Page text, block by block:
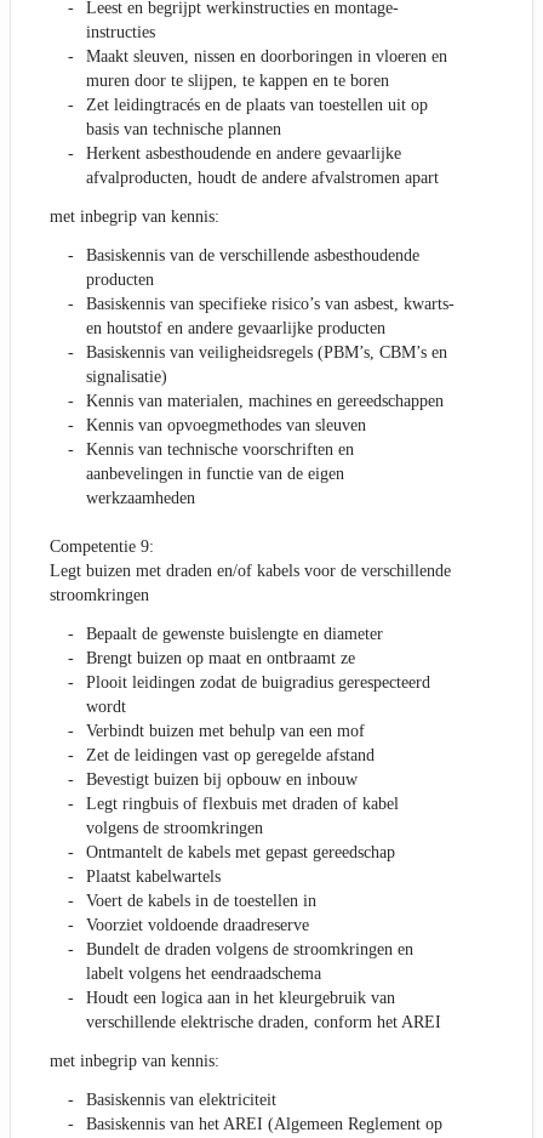
Leest en begrijpt werkinstructies en montage-
instructies
Maakt sleuven, nissen en doorboringen in vloeren en
muren door te slijpen, te kappen en te boren
Zet leidingtracés en de plaats van toestellen uit op
basis van technische plannen
Herkent asbesthoudende en andere gevaarlijke
afvalproducten, houdt de andere afvalstromen apart
met inbegrip van kennis:
Basiskennis van de verschillende asbesthoudende
producten
Basiskennis van specifieke risico’s van asbest, kwarts-
en houtstof en andere gevaarlijke producten
Basiskennis van veiligheidsregels (PBM’s, CBM’s en
signalisatie)
Kennis van materialen, machines en gereedschappen
Kennis van opvoegmethodes van sleuven
Kennis van technische voorschriften en
aanbevelingen in functie van de eigen
werkzaamheden
Competentie 9:
Legt buizen met draden en/of kabels voor de verschillende
stroomkringen
Bepaalt de gewenste buislengte en diameter
Brengt buizen op maat en ontbraamt ze
Plooit leidingen zodat de buigradius gerespecteerd
wordt
Verbindt buizen met behulp van een mof
Zet de leidingen vast op geregelde afstand
Bevestigt buizen bij opbouw en inbouw
Legt ringbuis of flexbuis met draden of kabel
volgens de stroomkringen
Ontmantelt de kabels met gepast gereedschap
Plaatst kabelwartels
Voert de kabels in de toestellen in
Voorziet voldoende draadreserve
Bundelt de draden volgens de stroomkringen en
labelt volgens het eendraadschema
Houdt een logica aan in het kleurgebruik van
verschillende elektrische draden, conform het AREI
met inbegrip van kennis:
Basiskennis van elektriciteit
Basiskennis van het AREI (Algemeen Reglement op